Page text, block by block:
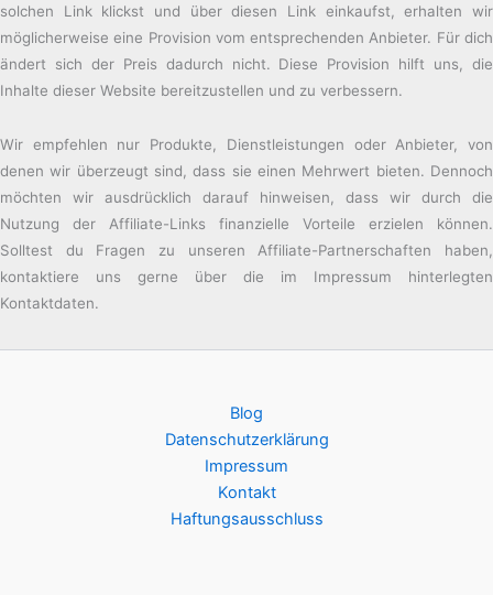
solchen Link klickst und über diesen Link einkaufst, erhalten wir
möglicherweise eine Provision vom entsprechenden Anbieter. Für dich
ändert sich der Preis dadurch nicht. Diese Provision hilft uns, die
Inhalte dieser Website bereitzustellen und zu verbessern.
Wir empfehlen nur Produkte, Dienstleistungen oder Anbieter, von
denen wir überzeugt sind, dass sie einen Mehrwert bieten. Dennoch
möchten wir ausdrücklich darauf hinweisen, dass wir durch die
Nutzung der Affiliate-Links finanzielle Vorteile erzielen können.
Solltest du Fragen zu unseren Affiliate-Partnerschaften haben,
kontaktiere uns gerne über die im Impressum hinterlegten
Kontaktdaten.
Blog
Datenschutzerklärung
Impressum
Kontakt
Haftungsausschluss